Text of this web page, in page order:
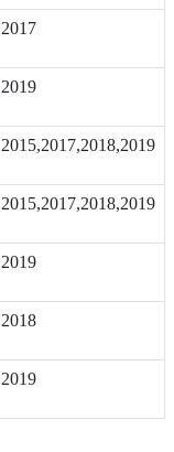
2017
2019
2015,2017,2018,2019
2015,2017,2018,2019
2019
2018
2019